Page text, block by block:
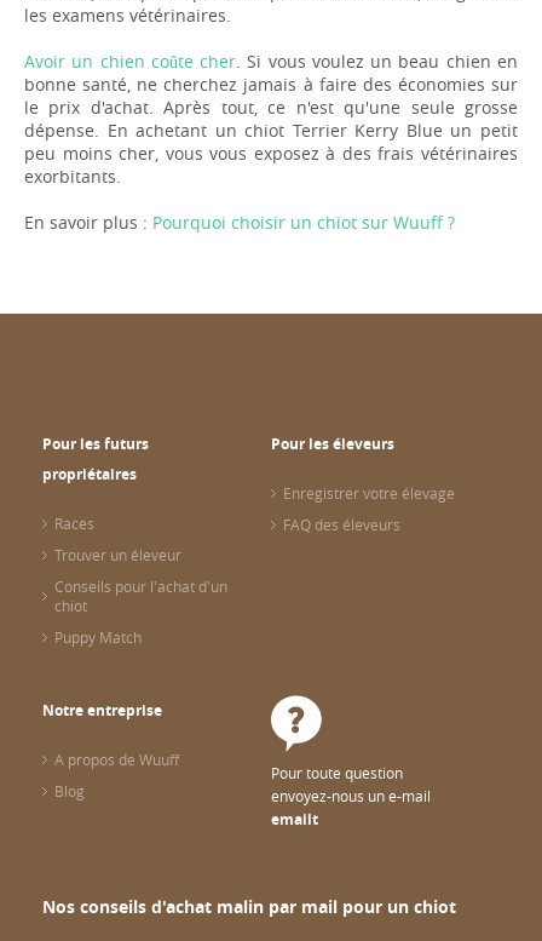
les examens vétérinaires.
Avoir un chien coûte cher. Si vous voulez un beau chien en
bonne santé, ne cherchez jamais à faire des économies sur
le prix d'achat. Après tout, ce n'est qu'une seule grosse
dépense. En achetant un chiot Terrier Kerry Blue un petit
peu moins cher, vous vous exposez à des frais vétérinaires
exorbitants.
En savoir plus : Pourquoi choisir un chiot sur Wuuff ?
Pour les futurs
propriétaires
Races
Trouver un éleveur
Conseils pour l'achat d'un
chiot
Puppy Match
Pour les éleveurs
Enregistrer votre élevage
FAQ des éleveurs
Notre entreprise
A propos de Wuuff
Blog
Pour toute question
envoyez-nous un e-mail
emailt
Nos conseils d'achat malin par mail pour un chiot